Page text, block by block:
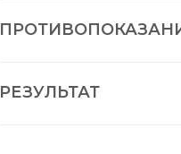
РЕЗУЛЬТАТ